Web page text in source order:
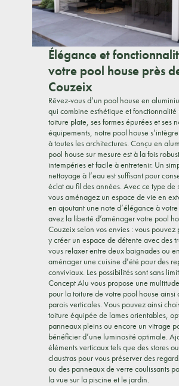
Élégance et
votre pool house près
Couzeix
Rêvez-vous d’un pool house en
qui combine esthétique et fonctionnalité
toiture plate, ses formes épurées et ses
équipements, notre pool house
à toutes les architectures. Conçu en
pool house sur mesure est à la fois
intempéries et facile à entretenir. Un
nettoyage à l’eau est suffisant pour
éclat au fil des années. Avec ce type de
vous aménagez un espace de vie en
en ajoutant une note d’élégance à
avez la liberté d’aménager votre pool
Couzeix selon vos envies : vous pouvez
y créer un espace de détente avec des
vous relaxer entre deux baignades ou
aménager une cuisine d’été pour des
conviviaux. Les possibilités sont sans
Concept Alu vous propose une
pour la toiture de votre pool house ainsi
parois verticales. Vous pouvez ainsi
toiture équipée de lames orientables,
panneaux pleins ou encore un vitrage
bénéficier d’une luminosité optimale.
éléments verticaux tels que des stores
claustras pour vous préserver des
ou des panneaux de verre coulissants
la vue sur la piscine et le jardin.